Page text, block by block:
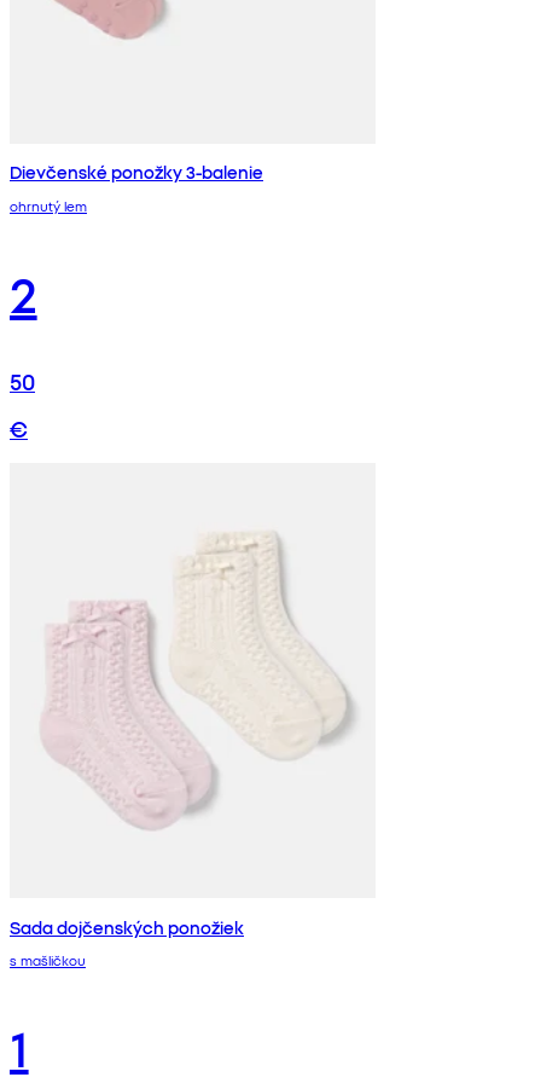
Dievčenské ponožky 3-balenie
ohrnutý lem
2
50
€
Sada dojčenských ponožiek
s mašličkou
1